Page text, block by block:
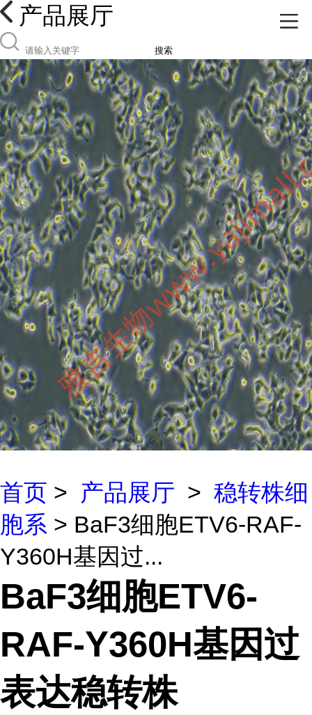
产品展厅
搜索
首页 > 产品展厅 > 稳转株细
胞系 > BaF3细胞ETV6-RAF-
Y360H基因过...
BaF3细胞ETV6-
RAF-Y360H基因过
表达稳转株